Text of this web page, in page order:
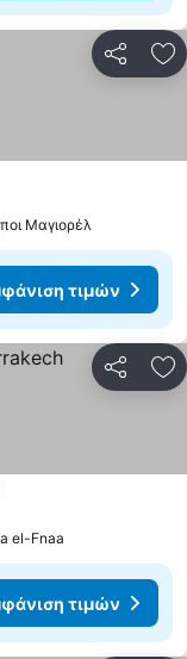
Μαγιορέλ
τιμών
el-Fnaa
τιμών